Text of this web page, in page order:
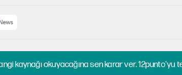
kaynağı okuyacağına sen karar ver. 12punto'yu